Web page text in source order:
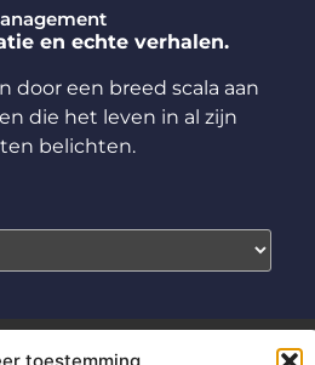
toestemming
en echte verhalen.
door een breed scala aan
die het leven in al zijn
belichten.
Beroemdheden